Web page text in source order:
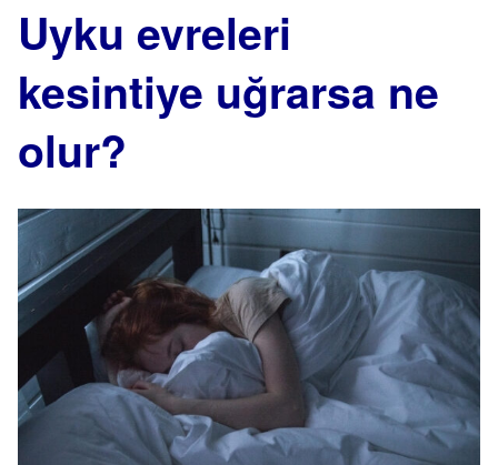
Uyku evreleri
kesintiye uğrarsa ne
olur?